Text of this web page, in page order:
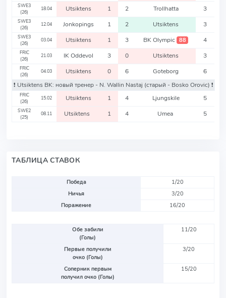
SWE3
(26)
18.04 Utsiktens 1 2 Trollhatta 3
SWE3
(26)
12.04 Jonkopings 1 2 Utsiktens 3
SWE3
(26)
03.04 Utsiktens 1 3 BK Olympic 88 4
FRIC
(26)
21.03 IK Oddevol 3 0 Utsiktens 3
FRIC
(26)
04.03 Utsiktens 0 6 Goteborg
6
❗️ Utsiktens BK: новый тренер - N. Wallin Nastaj (старый - Bosko Orovic) ❗️
FRIC
(26)
15.02 Utsiktens 1 4 Ljungskile 5
SWE2
(25)
08.11 Utsiktens 1 4 Umea 5
ТАБЛИЦА СТАВОК
Победа
1/20
Ничья
3/20
Поражение
16/20
Обе забили
(Голы)
11/20
Первые получили
очко (Голы)
3/20
Соперник первым
получил очко (Голы)
15/20